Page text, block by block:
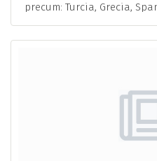
precum: Turcia, Grecia,